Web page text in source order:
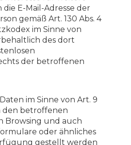
E-Mail-Adresse der
gemäß Art. 130 Abs. 4
im Sinne von
des dort
der betroffenen
im Sinne von Art. 9
den betroffenen
Browsing und auch
oder ähnliches
gestellt werden